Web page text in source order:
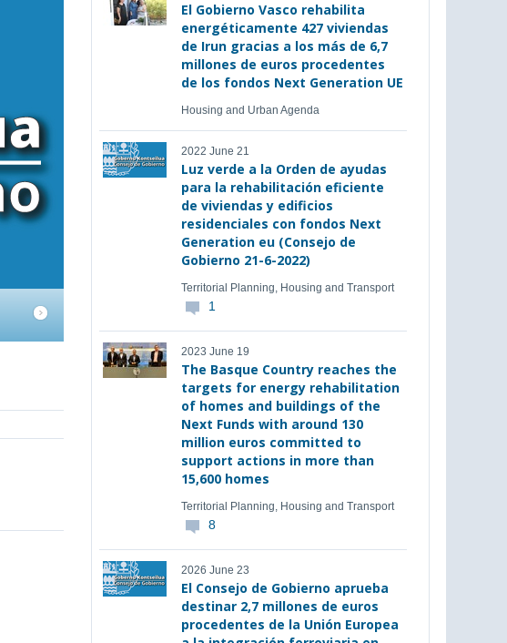
El Gobierno Vasco rehabilita
energéticamente 427 viviendas
de Irun gracias a los más de 6,7
millones de euros procedentes
de los fondos Next Generation UE
Housing and Urban Agenda
2022 June 21
Luz verde a la Orden de ayudas
para la rehabilitación eficiente
de viviendas y edificios
residenciales con fondos Next
Generation eu (Consejo de
Gobierno 21-6-2022)
Territorial Planning, Housing and Transport
1
2023 June 19
The Basque Country reaches the
targets for energy rehabilitation
of homes and buildings of the
Next Funds with around 130
million euros committed to
support actions in more than
15,600 homes
Territorial Planning, Housing and Transport
8
2026 June 23
El Consejo de Gobierno aprueba
destinar 2,7 millones de euros
procedentes de la Unión Europea